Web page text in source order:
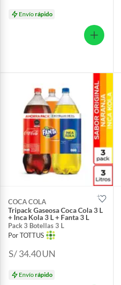
Envíorápido
COCA COLA
Tripack Gaseosa Coca Cola 3 L
+ Inca Kola 3 L + Fanta 3 L
Pack 3 Botellas 3 L
Por TOTTUS
S/ 34.40UN
Envíorápido